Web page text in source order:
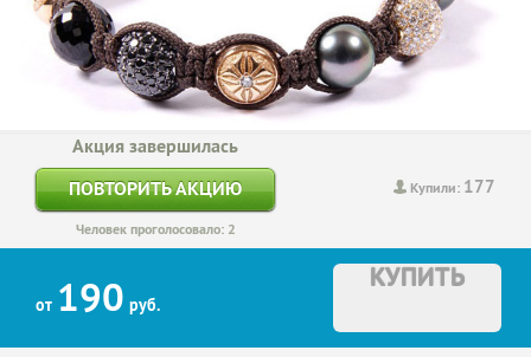
Купили: 177
Акция завершилась
ПОВТОРИТЬ АКЦИЮ
Человек проголосовало: 2
от 190 руб.
КУПИТЬ